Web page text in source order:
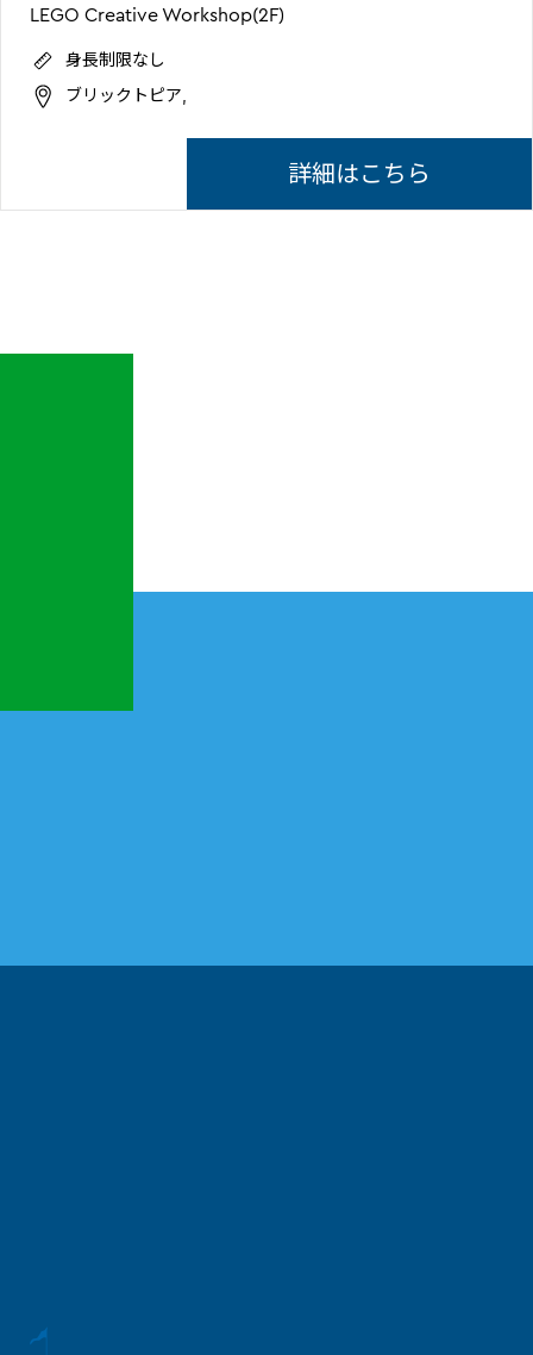
LEGO Creative Workshop(2F)
身長制限なし
ブリックトピア,
詳細はこちら